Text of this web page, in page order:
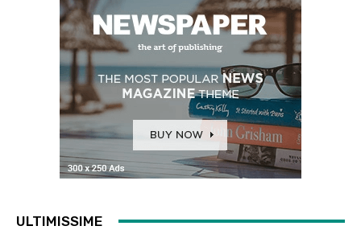
ULTIMISSIME